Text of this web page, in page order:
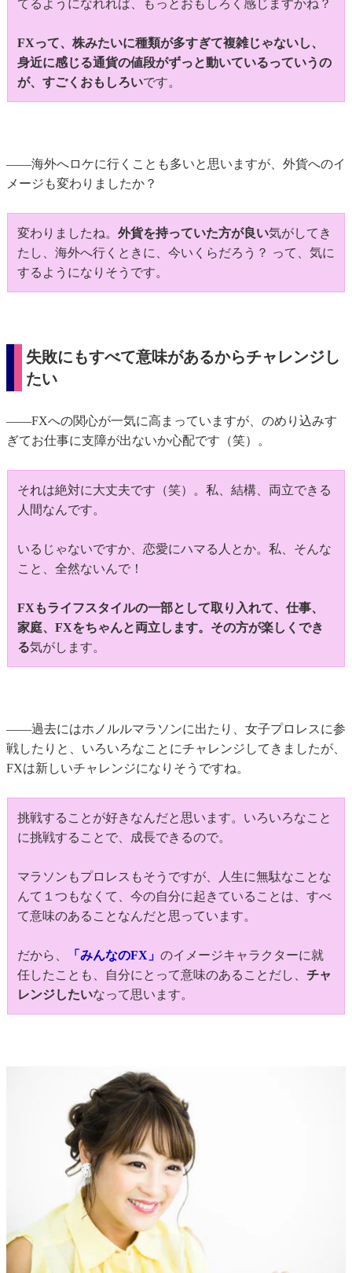
てるようになれれば、もっとおもしろく感じますかね？
FXって、株みたいに種類が多すぎて複雑じゃないし、
身近に感じる通貨の値段がずっと動いているっていうの
が、すごくおもしろいです。
――海外へロケに行くことも多いと思いますが、外貨へのイ
メージも変わりましたか？
変わりましたね。 外貨を持っていた方が良い気がしてき
たし、海外へ行くときに、今いくらだろう？ って、気に
するようになりそうです。
失敗にもすべて意味があるからチャレンジし
たい
――FXへの関心が一気に高まっていますが、のめり込みす
ぎてお仕事に支障が出ないか心配です（笑）。
それは絶対に大丈夫です（笑）。私、結構、両立できる
人間なんです。
いるじゃないですか、恋愛にハマる人とか。私、そんな
こと、全然ないんで！
FXもライフスタイルの一部として取り入れて、仕事、
家庭、FXをちゃんと両立します。その方が楽しくでき
る気がします。
――過去にはホノルルマラソンに出たり、女子プロレスに参
戦したりと、いろいろなことにチャレンジしてきましたが、
FXは新しいチャレンジになりそうですね。
挑戦することが好きなんだと思います。いろいろなこと
に挑戦することで、成長できるので。
マラソンもプロレスもそうですが、人生に無駄なことな
んて１つもなくて、今の自分に起きていることは、すべ
て意味のあることなんだと思っています。
だから、 「みんなのFX」 のイメージキャラクターに就
任したことも、自分にとって意味のあることだし、 チャ
レンジしたいなって思います。